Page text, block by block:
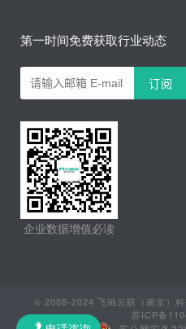
第一时间免费获取行业动态
企业数据增值必读
© 2008-2024 飞驰云联（南京）
苏ICP备